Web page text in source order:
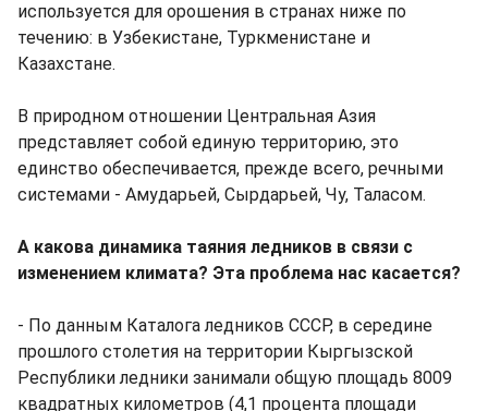
используется для орошения в странах ниже по
течению: в Узбекистане, Туркменистане и
Казахстане.
В природном отношении Центральная Азия
представляет собой единую территорию, это
единство обеспечивается, прежде всего, речными
системами - Амударьей, Сырдарьей, Чу, Таласом.
А какова динамика таяния ледников в связи с
изменением климата? Эта проблема нас касается?
- По данным Каталога ледников СССР, в середине
прошлого столетия на территории Кыргызской
Республики ледники занимали общую площадь 8009
квадратных километров (4,1 процента площади